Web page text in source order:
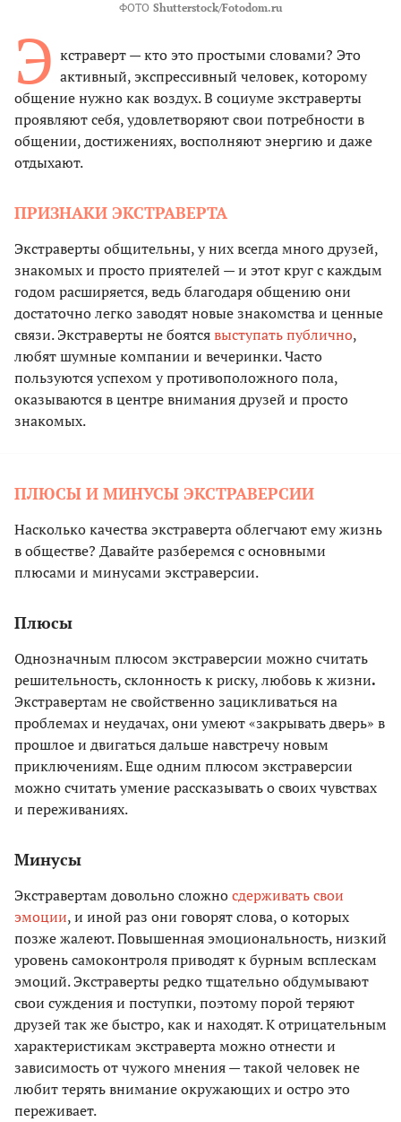
ФОТО Shutterstock/Fotodom.ru
Э кстраверт — кто это простыми словами? Это
активный, экспрессивный человек, которому
общение нужно как воздух. В социуме экстраверты
проявляют себя, удовлетворяют свои потребности в
общении, достижениях, восполняют энергию и даже
отдыхают.
ПРИЗНАКИ ЭКСТРАВЕРТА
Экстраверты общительны, у них всегда много друзей,
знакомых и просто приятелей — и этот круг с каждым
годом расширяется, ведь благодаря общению они
достаточно легко заводят новые знакомства и ценные
связи. Экстраверты не боятсявыступать публично,
любят шумные компании и вечеринки. Часто
пользуются успехом у противоположного пола,
оказываются в центре внимания друзей и просто
знакомых.
ПЛЮСЫ И МИНУСЫ ЭКСТРАВЕРСИИ
Насколько качества экстраверта облегчают ему жизнь
в обществе? Давайте разберемся с основными
плюсами и минусами экстраверсии.
Плюсы
Однозначным плюсом экстраверсии можно считать
решительность, склонность к риску, любовь к жизни.
Экстравертам не свойственно зацикливаться на
проблемах и неудачах, они умеют «закрывать дверь» в
прошлое и двигаться дальше навстречу новым
приключениям. Еще одним плюсом экстраверсии
можно считать умение рассказывать о своих чувствах
и переживаниях.
Минусы
Экстравертам довольно сложносдерживать свои
эмоции, и иной раз они говорят слова, о которых
позже жалеют. Повышенная эмоциональность, низкий
уровень самоконтроля приводят к бурным всплескам
эмоций. Экстраверты редко тщательно обдумывают
свои суждения и поступки, поэтому порой теряют
друзей так же быстро, как и находят. К отрицательным
характеристикам экстраверта можно отнести и
зависимость от чужого мнения — такой человек не
любит терять внимание окружающих и остро это
переживает.